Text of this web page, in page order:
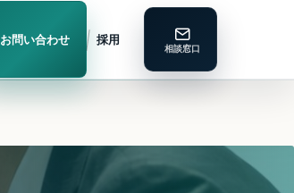
お問い合わせ 採用